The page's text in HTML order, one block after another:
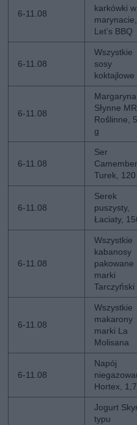
6-11.08
karkówki w
marynacie,
Let’s BBQ
6-11.08
Wszystkie
sosy
koktajlowe
6-11.08
Słynne MR
Roślinne,
g
6-11.08
Ser
Turek, 120
6-11.08
Serek
puszysty,
Łaciaty,
6-11.08
Wszystkie
kabanosy
pakowane
marki
Tarczyński
6-11.08
Wszystkie
makarony
marki La
Molisana
6-11.08
Napój
Hortex,
Jogurt
typu